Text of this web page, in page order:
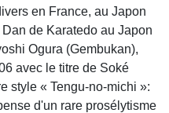
en France, au Japon
de Karatedo au Japon
Ogura (Gembukan),
avec le titre de Soké
style « Tengu-no-michi »:
d'un rare prosélytisme